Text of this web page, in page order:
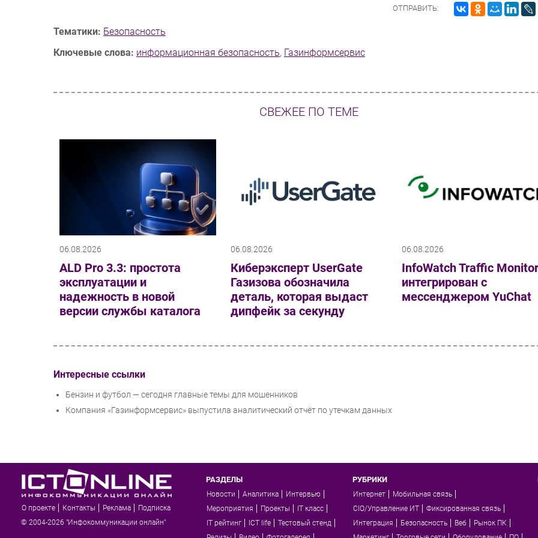
ОТПРАВИТЬ:
Тематики: Безопасность
Ключевые слова: информационная безопасность, Газинформсервис
СВЕЖЕЕ ПО ТЕМЕ
06.08.2026
ALD Pro 3.3: простота
эксплуатации и
надежность в новой
версии службы каталога
06.08.2026
Киберэксперт UserGate
Газизова обозначила
деталь, которая выдаст
дипфейк за секунду
06.08.2026
InfoWatch Traffic
интегрирован с
мессенджером YuChat
Интересные ссылки
Бензин и футбол — сегодня главные темы для мошенников
Компания «Газинформсервис» выпустила аналитический отчёт по утечкам данных
О проекте Контакты Реклама
Подписка
© 2004-2026 "Инфокоммуникации онлайн"
РАЗДЕЛЫ
Новости Аналитика
Интервью
Мероприятия
Проекты
IT класс
IT рейтинг
ICT life
Тестовый стенд
РУБРИКИ
Интернет
Мобильная связь
CIO/Управление ИТ
Фиксированная связь
Интеграция
Безопасность Веб
Рынок ПК